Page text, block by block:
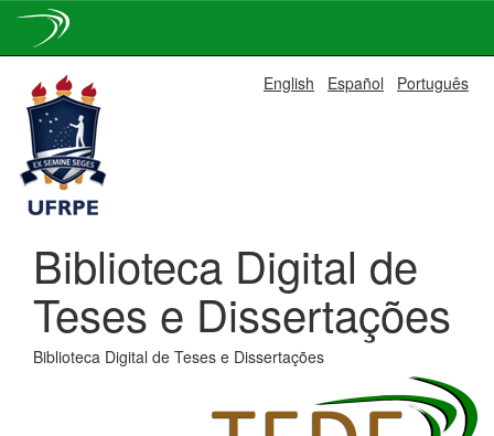
navigation
English Español Português
Biblioteca Digital de
Teses e Dissertações
Biblioteca Digital de Teses e Dissertações